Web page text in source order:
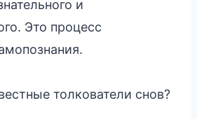
и
Это процесс
толкователи снов?